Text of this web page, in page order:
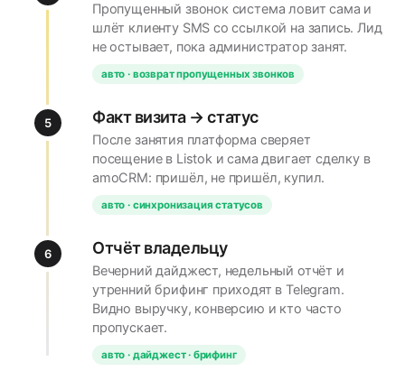
Пропущенный звонок система ловит сама и
шлёт клиенту SMS со ссылкой на запись. Лид
не остывает, пока администратор занят.
авто · возврат пропущенных звонков
5 Факт визита → статус
После занятия платформа сверяет
посещение в Listok и сама двигает сделку в
amoCRM: пришёл, не пришёл, купил.
авто · синхронизация статусов
6 Отчёт владельцу
Вечерний дайджест, недельный отчёт и
утренний брифинг приходят в Telegram.
Видно выручку, конверсию и кто часто
пропускает.
авто · дайджест · брифинг